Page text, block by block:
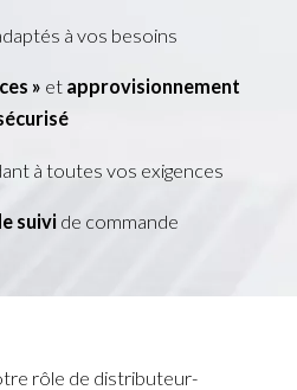
à vos besoins
» et approvisionnement
à toutes vos exigences
suivi de commande
rôle de distributeur-